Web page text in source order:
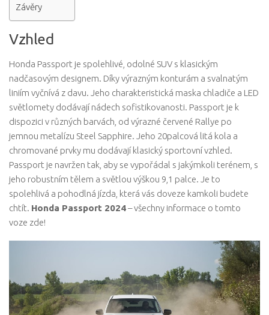
Závěry
Vzhled
Honda Passport je spolehlivé, odolné SUV s klasickým
nadčasovým designem. Díky výrazným konturám a svalnatým
liniím vyčnívá z davu. Jeho charakteristická maska ​​chladiče a LED
světlomety dodávají nádech sofistikovanosti. Passport je k
dispozici v různých barvách, od výrazné červené Rallye po
jemnou metalízu Steel Sapphire. Jeho 20palcová litá kola a
chromované prvky mu dodávají klasický sportovní vzhled.
Passport je navržen tak, aby se vypořádal s jakýmkoli terénem, ​​s
jeho robustním tělem a světlou výškou 9,1 palce. Je to
spolehlivá a pohodlná jízda, která vás doveze kamkoli budete
chtít. Honda Passport 2024– všechny informace o tomto
voze zde!